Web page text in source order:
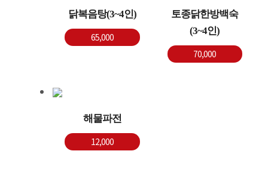
닭복음탕(3~4인)
65,000
토종닭한방백숙
(3~4인)
70,000
해물파전
12,000